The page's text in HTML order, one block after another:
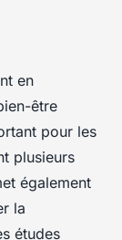
en
être
pour les
plusieurs
également
la
études